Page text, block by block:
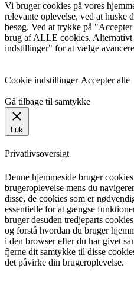
Vi bruger cookies på vores
relevante oplevelse, ved at huske
besøg. Ved at trykke på
brug af ALLE cookies.
indstillinger" for at vælge
Cookie indstillinger Accepter alle
Gå tilbage til samtykke
Luk
Privatlivsoversigt
Denne hjemmeside bruger
brugeroplevelse mens du
disse, de cookies som er
essentielle for at gængse
bruger desuden tredjeparts
og forstå hvordan du bruger
i den browser efter du har givet
fjerne dit samtykke til disse
det påvirke din brugeroplevelse.